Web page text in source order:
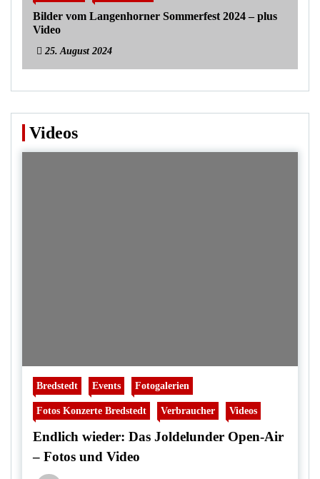
Bilder vom Langenhorner Sommerfest 2024 – plus
Video
25. August 2024
Videos
Bredstedt Events Fotogalerien
Fotos Konzerte Bredstedt Verbraucher Videos
Endlich wieder: Das Joldelunder Open-Air
– Fotos und Video